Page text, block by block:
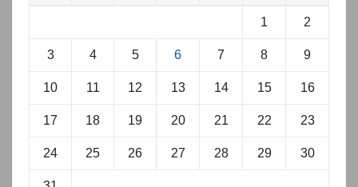
1 2
3 4 5 6 7 8 9
10 11 12 13 14 15 16
17 18 19 20 21 22 23
24 25 26 27 28 29 30